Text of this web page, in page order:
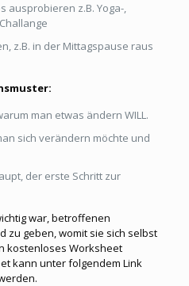
ausprobieren z.B. Yoga-,
z.B. in der Mittagspause raus
man etwas ändern WILL.
sich verändern möchte und
der erste Schritt zur
war, betroffenen
zu geben, womit sie sich selbst
kostenloses Worksheet
kann unter folgendem Link